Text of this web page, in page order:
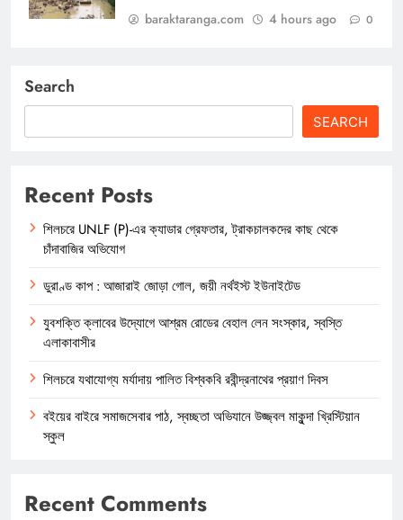
baraktaranga.com 4 hours ago 0
Search
SEARCH
Recent Posts
শিলচরে UNLF (P)-এর ক্যাডার গ্রেফতার, ট্রাকচালকদের কাছ থেকে
চাঁদাবাজির অভিযোগ
ডুরাণ্ড কাপ : আজারাই জোড়া গোল, জয়ী নর্থইস্ট ইউনাইটেড
যুবশক্তি ক্লাবের উদ্যোগে আশ্রম রোডের বেহাল লেন সংস্কার, স্বস্তি
এলাকাবাসীর
শিলচরে যথাযোগ্য মর্যাদায় পালিত বিশ্বকবি রবীন্দ্রনাথের প্রয়াণ দিবস
বইয়ের বাইরে সমাজসেবার পাঠ, স্বচ্ছতা অভিযানে উজ্জ্বল মাকুন্দা খ্রিস্টিয়ান
স্কুল
Recent Comments